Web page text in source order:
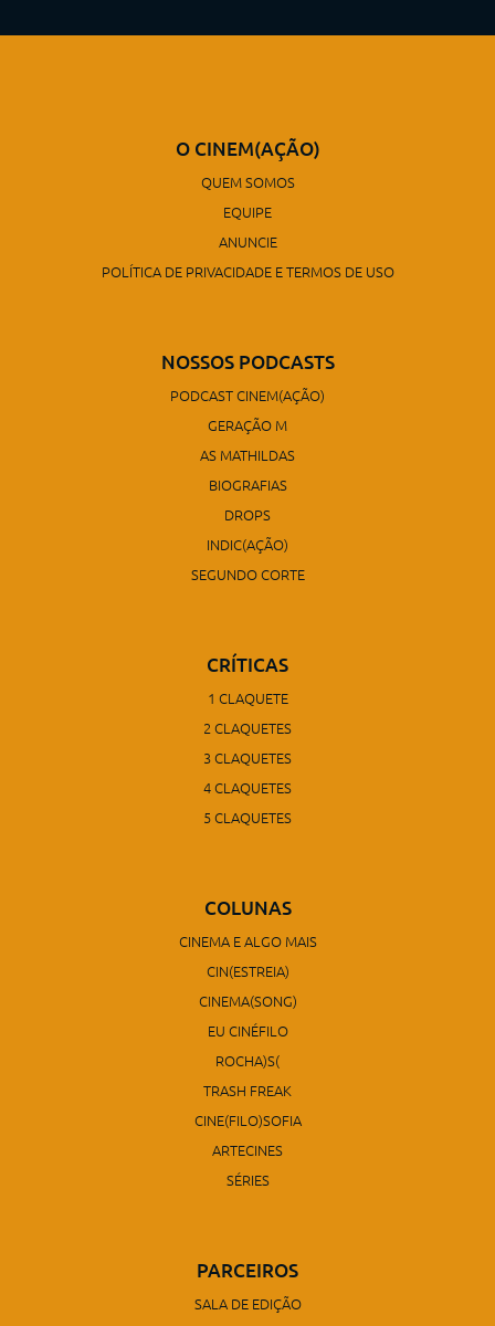
O CINEM(AÇÃO)
QUEM SOMOS
EQUIPE
ANUNCIE
POLÍTICA DE PRIVACIDADE E TERMOS DE USO
NOSSOS PODCASTS
PODCAST CINEM(AÇÃO)
GERAÇÃO M
AS MATHILDAS
BIOGRAFIAS
DROPS
INDIC(AÇÃO)
SEGUNDO CORTE
CRÍTICAS
1 CLAQUETE
2 CLAQUETES
3 CLAQUETES
4 CLAQUETES
5 CLAQUETES
COLUNAS
CINEMA E ALGO MAIS
CIN(ESTREIA)
CINEMA(SONG)
EU CINÉFILO
ROCHA)S(
TRASH FREAK
CINE(FILO)SOFIA
ARTECINES
SÉRIES
PARCEIROS
SALA DE EDIÇÃO